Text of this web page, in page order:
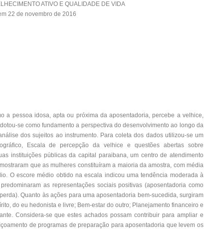
ATIVO E QUALIDADE DE VIDA
22 de novembro de 2016
a pessoa idosa, apta ou próxima da aposentadoria, percebe a velhice,
se como fundamento a perspectiva do desenvolvimento ao longo da
dos sujeitos ao instrumento. Para coleta dos dados utilizou-se um
Escala de percepção da velhice e questões abertas sobre
instituições públicas da capital paraibana, um centro de atendimento
que as mulheres constituíram a maioria da amostra, com média
O escore médio obtido na escala indicou uma tendência moderada à
as representações sociais positivas (aposentadoria como
Quanto às ações para uma aposentadoria bem-sucedida, surgiram
do eu hedonista e livre; Bem-estar do outro; Planejamento financeiro e
Considera-se que estes achados possam contribuir para ampliar e
de programas de preparação para aposentadoria que levem os